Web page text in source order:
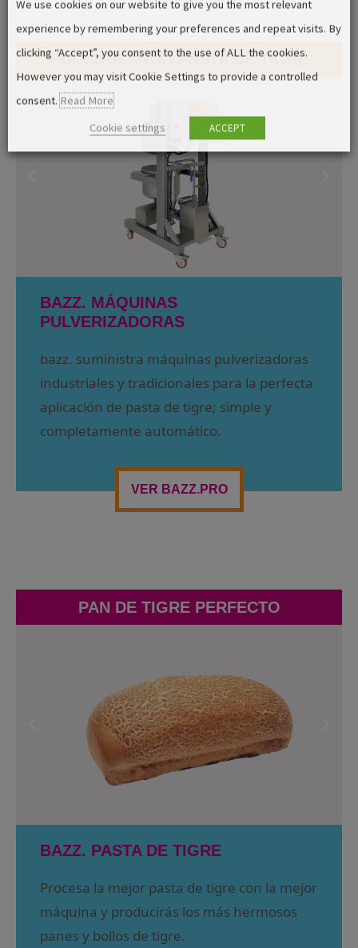
PULVERIZANDO PASTA DE TIGRE
BAZZ. MÁQUINAS
PULVERIZADORAS
bazz. suministra máquinas pulverizadoras
industriales y tradicionales para la perfecta
aplicación de pasta de tigre; simple y
completamente automático.
VER BAZZ.PRO
PAN DE TIGRE PERFECTO
BAZZ. PASTA DE TIGRE
Procesa la mejor pasta de tigre con la mejor
máquina y producirás los más hermosos
panes y bollos de tigre.
We use cookies on our website to give you the most relevant
experience by remembering your preferences and repeat visits. By
clicking “Accept”, you consent to the use of ALL the cookies.
However you may visit Cookie Settings to provide a controlled
consent. Read More
Cookie settings
ACCEPT